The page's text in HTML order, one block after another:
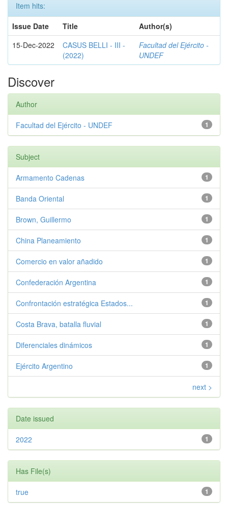
Item hits:
Issue Date
Title
Author(s)
15-Dec-2022
CASUS BELLI - III -
(2022)
Facultad del Ejército -
UNDEF
Discover
Author
1
Facultad del Ejército - UNDEF
Subject
1
Armamento Cadenas
1
Banda Oriental
1
Brown, Guillermo
1
China Planeamiento
1
Comercio en valor añadido
1
Confederación Argentina
1
Confrontación estratégica Estados...
1
Costa Brava, batalla fluvial
1
Diferenciales dinámicos
1
Ejército Argentino
next >
Date issued
1
2022
Has File(s)
1
true